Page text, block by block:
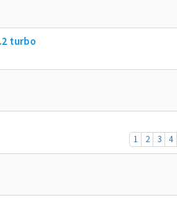
turbo
1 2 3 4